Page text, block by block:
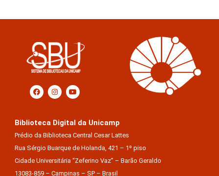
Biblioteca Digital da Unicamp
Prédio da Biblioteca Central Cesar Lattes
Rua Sérgio Buarque de Holanda, 421 – 1º piso
Cidade Universitária “Zeferino Vaz” – Barão Geraldo
13083-859 – Campinas – SP – Brasil